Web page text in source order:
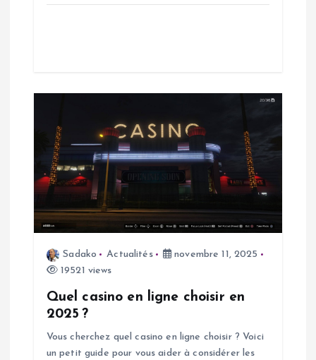
c
Sadako Actualités
novembre 11, 2025
19521 views
Quel casino en ligne choisir en
2025 ?
Vous cherchez quel casino en ligne choisir ? Voici
un petit guide pour vous aider à considérer les